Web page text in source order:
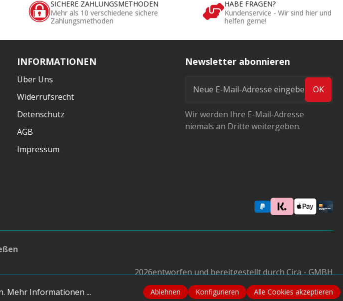
SICHERE ZAHLUNGSMETHODEN
Mehr als 10 verschiedene sichere
Zahlungsmethoden
HABE FRAGEN?
Kundenservice - Wir sind hier und
helfen gerne!
INFORMATIONEN
Über Uns
Widerrufsrecht
Detenschutz
AGB
Impressum
Newsletter abonnieren
OK
Wir werden Ihre E-Mail-Adresse
niemals an Dritte weitergeben.
2026entworfen und bereitgestellt durch Cira - GMBH
Mehr Informationen ... Ablehnen Konfigurieren Alle Cookies akzeptieren